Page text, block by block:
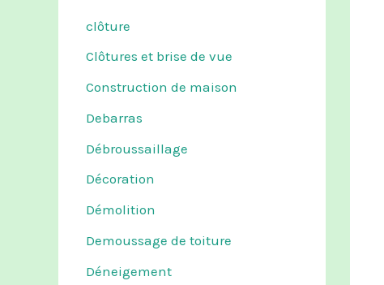
clôture
Clôtures et brise de vue
Construction de maison
Debarras
Débroussaillage
Décoration
Démolition
Demoussage de toiture
Déneigement